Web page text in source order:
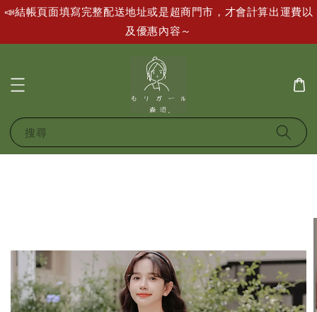
📣結帳頁面填寫完整配送地址或是超商門市，才會計算出運費以
及優惠內容～
搜尋